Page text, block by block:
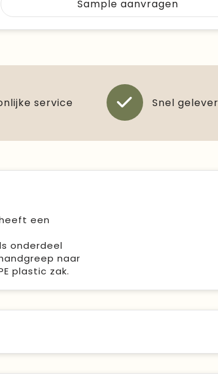
Sample aanvragen
service Snel
een
onderdeel
naar
plastic zak.